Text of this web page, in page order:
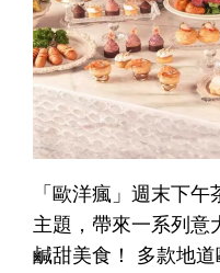
「歐洋瘋」週末下
主題，帶來一系列意
鹹甜美食！ 多款地